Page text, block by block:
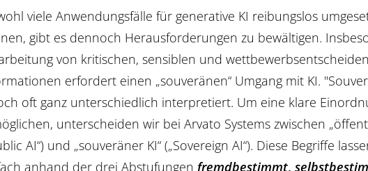
viele Anwendungsfälle für generative KI reibungslos
gibt es dennoch Herausforderungen zu bewältigen.
von kritischen, sensiblen und
erfordert einen „souveränen“ Umgang mit KI.
oft ganz unterschiedlich interpretiert. Um eine klare
unterscheiden wir bei Arvato Systems zwischen
AI“) und „souveräner KI“ („Sovereign AI“). Diese Begriffe
anhand der drei Abstufungen fremdbestimmt,